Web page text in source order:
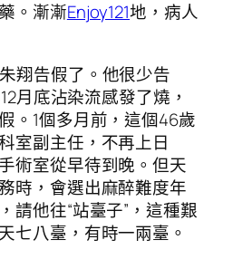
。漸漸Enjoy121地，病人
翔告假了。他很少告
月底沾染流感發了燒，
。1個多月前，這個46歲
室副主任，不再上日
術室從早待到晚。但天
時，會選出麻醉難度年
請他往“站臺子”，這種艱
七八臺，有時一兩臺。